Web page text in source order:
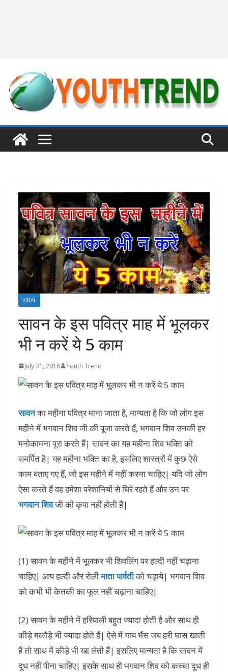
VIRAL
सावन के इस पवित्र माह में भूलकर
भी न करें ये 5 काम
July 31, 2018 Youth Trend
सावनका महीना पवित्र माना जाता है, मान्यता है कि जो लोग इस
महीने में भगवान शिव जी की पूजा करते हैं, भगवान शिव उनकी हर
मनोकामना पूरा करते हैं| सावन का यह महीना शिव भक्ति को
समर्पित है| यह महीना भक्ति का है, इसलिए शास्त्रों में कुछ ऐसे
काम बताए गए हैं, जो इस महीने में नहीं करना चाहिए| यदि जो लोग
ऐसा करते हैं वह हमेशा परेशानियों से घिरे रहते हैं और उन पर
भगवान शिवजी की कृपा नहीं होती हैं|
(1) सावन के महीने में भूलकर भी शिवलिंग पर हल्दी नहीं चढ़ाना
चाहिए| आप हल्दी और रोलीमाता पार्वतीको चढ़ाये| भगवान शिव
को कभी भी केतकी का फूल नहीं चढ़ाना चाहिए|
(2) सावन के महीने में हरियाली बहुत ज्यादा होती है और साथ ही
कीड़े मकौड़े भी ज्यादा होते हैं| ऐसे में गाय भैंस जब हरी घास खाती
हैं तो साथ में कीड़े भी खा लेती हैं| इसलिए मान्यता है कि सावन में
दूध नहीं पीना चाहिए| इसके साथ ही भगवान शिव को कच्चा दूध ही